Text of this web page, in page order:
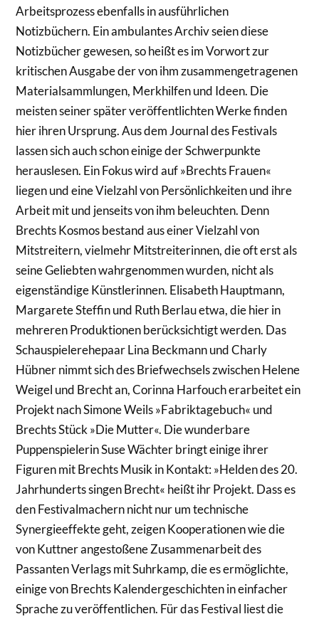
Arbeitsprozess ebenfalls in ausführlichen
Notizbüchern. Ein ambulantes Archiv seien diese
Notizbücher gewesen, so heißt es im Vorwort zur
kritischen Ausgabe der von ihm zusammengetragenen
Materialsammlungen, Merkhilfen und Ideen. Die
meisten seiner später veröffentlichten Werke finden
hier ihren Ursprung. Aus dem Journal des Festivals
lassen sich auch schon einige der Schwerpunkte
herauslesen. Ein Fokus wird auf »Brechts Frauen«
liegen und eine Vielzahl von Persönlichkeiten und ihre
Arbeit mit und jenseits von ihm beleuchten. Denn
Brechts Kosmos bestand aus einer Vielzahl von
Mitstreitern, vielmehr Mitstreiterinnen, die oft erst als
seine Geliebten wahrgenommen wurden, nicht als
eigenständige Künstlerinnen. Elisabeth Hauptmann,
Margarete Steffin und Ruth Berlau etwa, die hier in
mehreren Produktionen berücksichtigt werden. Das
Schauspielerehepaar Lina Beckmann und Charly
Hübner nimmt sich des Briefwechsels zwischen Helene
Weigel und Brecht an, Corinna Harfouch erarbeitet ein
Projekt nach Simone Weils »Fabriktagebuch« und
Brechts Stück »Die Mutter«. Die wunderbare
Puppenspielerin Suse Wächter bringt einige ihrer
Figuren mit Brechts Musik in Kontakt: »Helden des 20.
Jahrhunderts singen Brecht« heißt ihr Projekt. Dass es
den Festivalmachern nicht nur um technische
Synergieeffekte geht, zeigen Kooperationen wie die
von Kuttner angestoßene Zusammenarbeit des
Passanten Verlags mit Suhrkamp, die es ermöglichte,
einige von Brechts Kalendergeschichten in einfacher
Sprache zu veröffentlichen. Für das Festival liest die